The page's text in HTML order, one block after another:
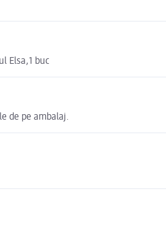
Elsa,1 buc
de pe ambalaj.